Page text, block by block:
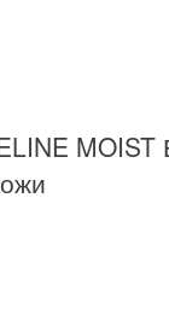
MOIST